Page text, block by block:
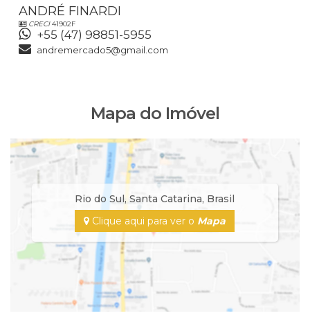
ANDRÉ FINARDI
CRECI41902F
+55 (47) 98851-5955
andremercado5@gmail.com
Mapa do Imóvel
Rio do Sul,Santa Catarina, Brasil
Clique aqui para ver o Mapa